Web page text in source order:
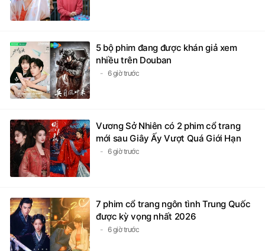
5 bộ phim đang được khán giả xem
nhiều trên Douban
6 giờ trước
Vương Sở Nhiên có 2 phim cổ trang
mới sau Giây Ấy Vượt Quá Giới Hạn
6 giờ trước
7 phim cổ trang ngôn tình Trung Quốc
được kỳ vọng nhất 2026
6 giờ trước